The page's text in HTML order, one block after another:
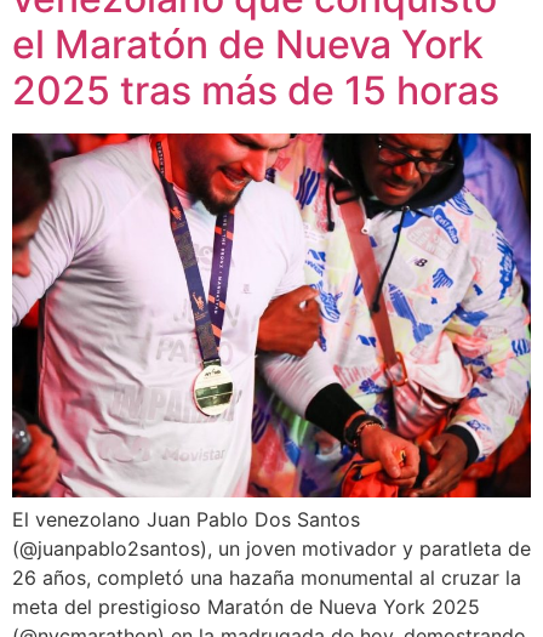
el Maratón de Nueva York
2025 tras más de 15 horas
El venezolano Juan Pablo Dos Santos
(@juanpablo2santos), un joven motivador y paratleta de
26 años, completó una hazaña monumental al cruzar la
meta del prestigioso Maratón de Nueva York 2025